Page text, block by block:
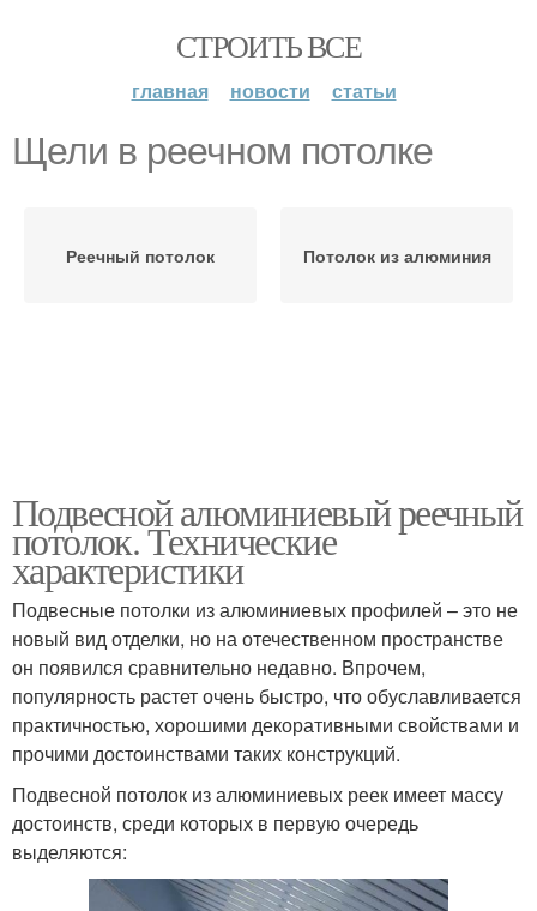
СТРОИТЬ ВСЕ
главная новости статьи
Щели в реечном потолке
Реечный потолок Потолок из алюминия
Подвесной алюминиевый реечный
потолок. Технические
характеристики
Подвесные потолки из алюминиевых профилей – это не
новый вид отделки, но на отечественном пространстве
он появился сравнительно недавно. Впрочем,
популярность растет очень быстро, что обуславливается
практичностью, хорошими декоративными свойствами и
прочими достоинствами таких конструкций.
Подвесной потолок из алюминиевых реек имеет массу
достоинств, среди которых в первую очередь
выделяются: